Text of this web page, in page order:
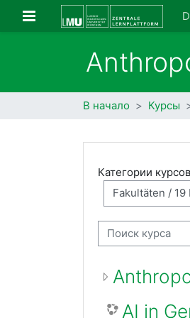
Перейти к основному содержанию
Боковая панель
В начало Курсы
Категории
Поиск курса
AI in